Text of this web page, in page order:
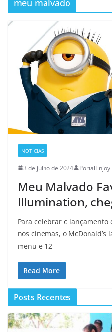
meu malvado
NOTÍCIAS
3 de julho de 2024 PortalEnjoy
Meu Malvado
Illumination,
Para celebrar o lançamento
nos cinemas, o
menu e 12
Read More
Posts Recentes